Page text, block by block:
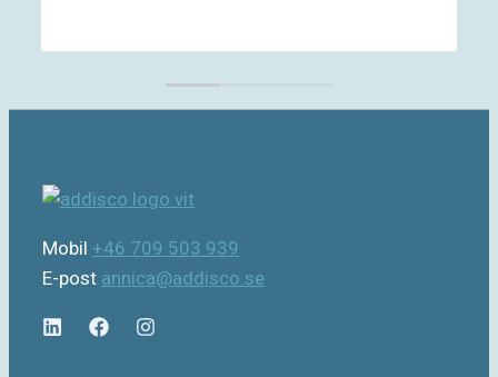
Mobil +46 709 503 939
E-post annica@addisco.se